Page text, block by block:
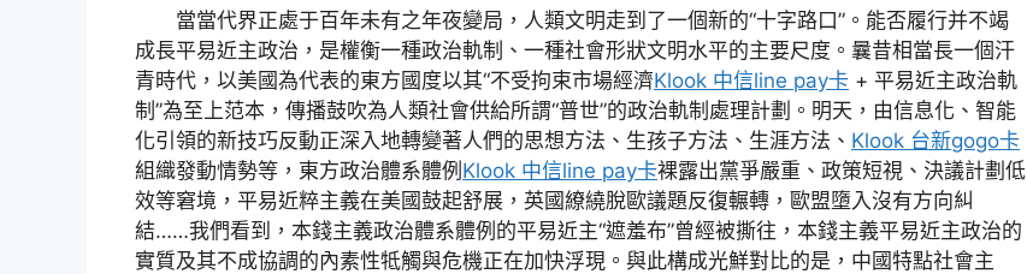
當當代界正處于百年未有之年夜變局，人類文明走到了一個新的“十字路口”。能否履行并不竭
成長平易近主政治，是權衡一種政治軌制、一種社會形狀文明水平的主要尺度。曩昔相當長一個汗
青時代，以美國為代表的東方國度以其“不受拘束市場經濟Klook 中信line pay卡 + 平易近主政治軌
制”為至上范本，傳播鼓吹為人類社會供給所謂“普世”的政治軌制處理計劃。明天，由信息化、智能
化引領的新技巧反動正深入地轉變著人們的思想方法、生孩子方法、生涯方法、 Klook 台新gogo卡
組織發動情勢等，東方政治體系體例 Klook 中信line pay卡裸露出黨爭嚴重、政策短視、決議計劃低
效等窘境，平易近粹主義在美國鼓起舒展，英國繚繞脫歐議題反復輾轉，歐盟墮入沒有方向糾
結……我們看到，本錢主義政治體系體例的平易近主“遮羞布”曾經被撕往，本錢主義平易近主政治的
實質及其不成協調的內素性牴觸與危機正在加快浮現。與此構成光鮮對比的是，中國特點社會主